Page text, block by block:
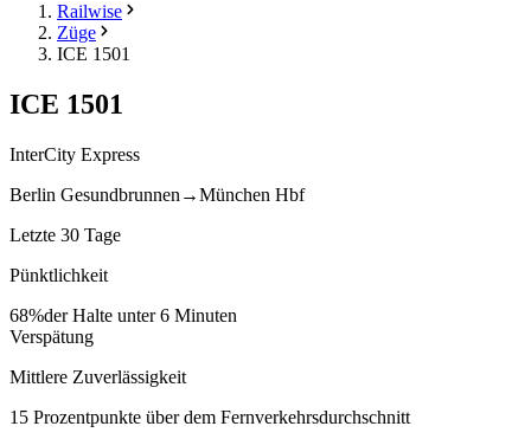
Railwise
Züge
ICE 1501
ICE 1501
InterCity Express
Berlin Gesundbrunnen →München Hbf
Letzte 30 Tage
Pünktlichkeit
68%der Halte unter 6 Minuten
Verspätung
Mittlere Zuverlässigkeit
15 Prozentpunkte über dem Fernverkehrsdurchschnitt